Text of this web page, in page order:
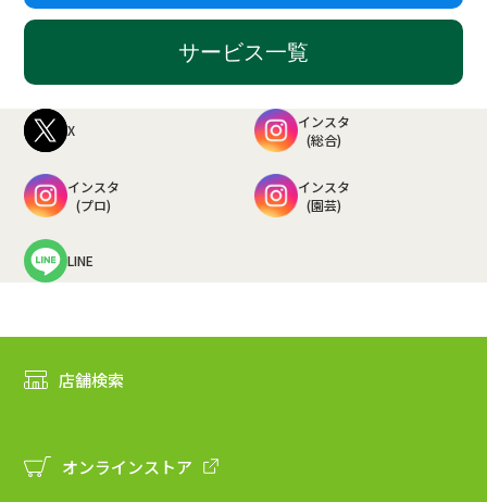
サービス一覧
X
インスタ
(総合)
インスタ
(プロ)
インスタ
(園芸)
LINE
店舗検索
オンラインストア